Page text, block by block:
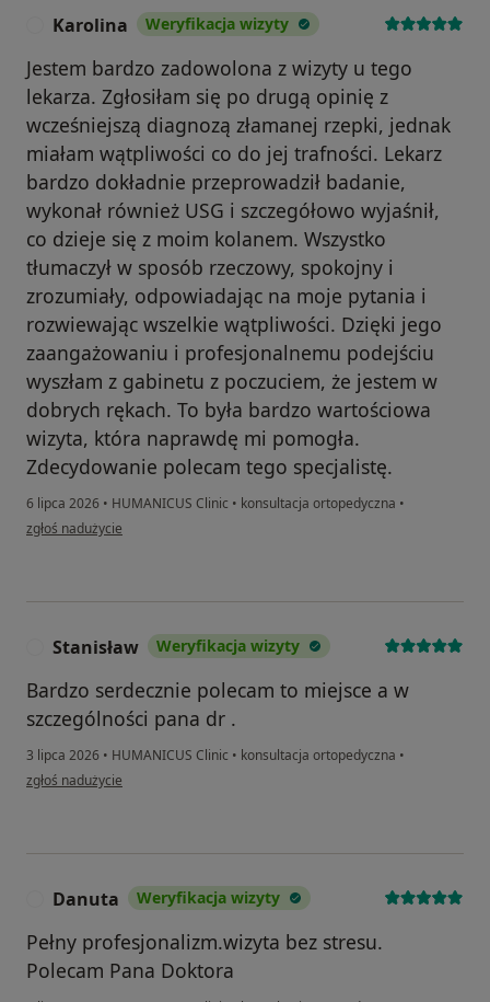
Karolina Weryfikacja wizyty
Jestem bardzo zadowolona z wizyty u tego
lekarza. Zgłosiłam się po drugą opinię z
wcześniejszą diagnozą złamanej rzepki, jednak
miałam wątpliwości co do jej trafności. Lekarz
bardzo dokładnie przeprowadził badanie,
wykonał również USG i szczegółowo wyjaśnił,
co dzieje się z moim kolanem. Wszystko
tłumaczył w sposób rzeczowy, spokojny i
zrozumiały, odpowiadając na moje pytania i
rozwiewając wszelkie wątpliwości. Dzięki jego
zaangażowaniu i profesjonalnemu podejściu
wyszłam z gabinetu z poczuciem, że jestem w
dobrych rękach. To była bardzo wartościowa
wizyta, która naprawdę mi pomogła.
Zdecydowanie polecam tego specjalistę.
6 lipca 2026 • HUMANICUS Clinic • konsultacja ortopedyczna •
w opinii użytkownika Karolina
zgłoś nadużycie
Stanisław Weryfikacja wizyty
Bardzo serdecznie polecam to miejsce a w
szczególności pana dr .
3 lipca 2026 • HUMANICUS Clinic • konsultacja ortopedyczna •
w opinii użytkownika Stanisław
zgłoś nadużycie
Danuta Weryfikacja wizyty
Pełny profesjonalizm.wizyta bez stresu.
Polecam Pana Doktora